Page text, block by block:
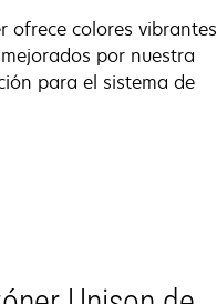
ofrece colores vibrantes
por nuestra
para el sistema de